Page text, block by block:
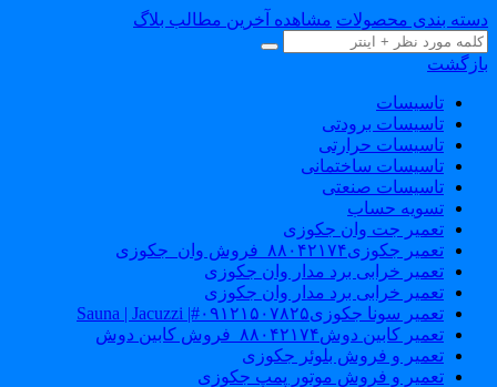
بندی محصولات مشاهده آخرین مطالب بلاگ
تاسیسات
تاسیسات برودتی
تاسیسات حرارتی
تاسیسات ساختمانی
تاسیسات صنعتی
تسویه حساب
تعمیر جت وان جکوزی
تعمیر جکوزی۸۸۰۴۲۱۷۴_فروش وان_جکوزی
تعمیر خرابی برد مدار وان جکوزی
تعمیر خرابی برد مدار وان جکوزی
تعمیر سونا جکوزی۰۹۱۲۱۵۰۷۸۲۵#| Sauna | Jacuzzi
تعمیر کابین دوش۸۸۰۴۲۱۷۴_فروش کابین دوش
تعمیر و فروش بلوئر جکوزی
تعمیر و فروش موتور پمپ جکوزی